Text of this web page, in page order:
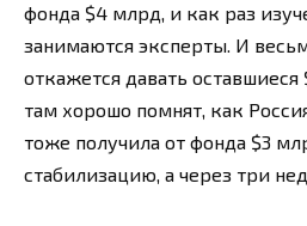
фонда $4 млрд, и как раз
занимаются эксперты. И
откажется давать
там хорошо помнят, как
тоже получила от фонда $3
стабилизацию, а через три